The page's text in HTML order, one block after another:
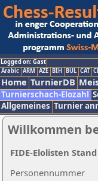
Logged on: Gast
Arabic ARM AZE BIH BUL CAT
Home TurnierDB
Turnierschach-Elozahl
Allgemeines Turnier
Willkommen
Personennummer
FIDE-Elolisten Stand